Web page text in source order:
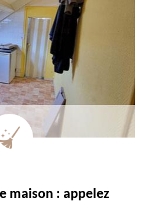
maison : appelez